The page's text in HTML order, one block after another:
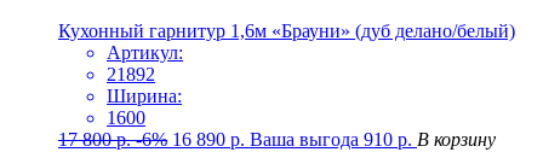
Кухонный гарнитур 1,6м «Брауни» (дуб делано/белый)
Артикул:
21892
Ширина:
1600
17 800р. -6% 16 890 р. Ваша выгода 910 р. В корзину